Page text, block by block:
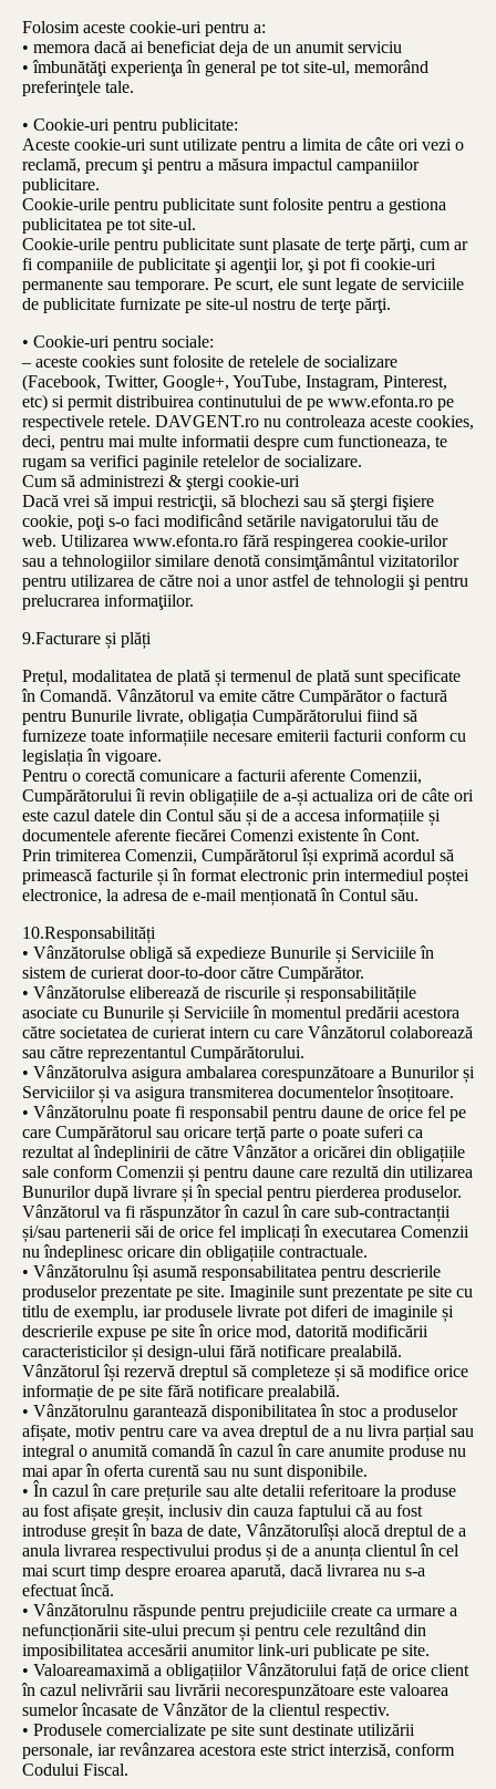
Folosim aceste cookie-uri pentru a:
• memora dacă ai beneficiat deja de un anumit serviciu
• îmbunătăţi experienţa în general pe tot site-ul, memorând
preferinţele tale.
• Cookie-uri pentru publicitate:
Aceste cookie-uri sunt utilizate pentru a limita de câte ori vezi o
reclamă, precum şi pentru a măsura impactul campaniilor
publicitare.
Cookie-urile pentru publicitate sunt folosite pentru a gestiona
publicitatea pe tot site-ul.
Cookie-urile pentru publicitate sunt plasate de terţe părţi, cum ar
fi companiile de publicitate şi agenţii lor, şi pot fi cookie-uri
permanente sau temporare. Pe scurt, ele sunt legate de serviciile
de publicitate furnizate pe site-ul nostru de terţe părţi.
• Cookie-uri pentru sociale:
– aceste cookies sunt folosite de retelele de socializare
(Facebook, Twitter, Google+, YouTube, Instagram, Pinterest,
etc) si permit distribuirea continutului de pe www.efonta.ro pe
respectivele retele. DAVGENT.ro nu controleaza aceste cookies,
deci, pentru mai multe informatii despre cum functioneaza, te
rugam sa verifici paginile retelelor de socializare.
Cum să administrezi & ştergi cookie-uri
Dacă vrei să impui restricţii, să blochezi sau să ştergi fişiere
cookie, poţi s-o faci modificând setările navigatorului tău de
web. Utilizarea www.efonta.ro fără respingerea cookie-urilor
sau a tehnologiilor similare denotă consimţământul vizitatorilor
pentru utilizarea de către noi a unor astfel de tehnologii şi pentru
prelucrarea informaţiilor.
9.Facturare și plăți
Prețul, modalitatea de plată și termenul de plată sunt specificate
în Comandă. Vânzătorul va emite către Cumpărător o factură
pentru Bunurile livrate, obligația Cumpărătorului fiind să
furnizeze toate informațiile necesare emiterii facturii conform cu
legislația în vigoare.
Pentru o corectă comunicare a facturii aferente Comenzii,
Cumpărătorului îi revin obligațiile de a-și actualiza ori de câte ori
este cazul datele din Contul său și de a accesa informațiile și
documentele aferente fiecărei Comenzi existente în Cont.
Prin trimiterea Comenzii, Cumpărătorul își exprimă acordul să
primească facturile și în format electronic prin intermediul poștei
electronice, la adresa de e-mail menționată în Contul său.
10.Responsabilități
• Vânzătorulse obligă să expedieze Bunurile și Serviciile în
sistem de curierat door-to-door către Cumpărător.
• Vânzătorulse eliberează de riscurile și responsabilitățile
asociate cu Bunurile și Serviciile în momentul predării acestora
către societatea de curierat intern cu care Vânzătorul colaborează
sau către reprezentantul Cumpărătorului.
• Vânzătorulva asigura ambalarea corespunzătoare a Bunurilor și
Serviciilor și va asigura transmiterea documentelor însoțitoare.
• Vânzătorulnu poate fi responsabil pentru daune de orice fel pe
care Cumpărătorul sau oricare terță parte o poate suferi ca
rezultat al îndeplinirii de către Vânzător a oricărei din obligațiile
sale conform Comenzii și pentru daune care rezultă din utilizarea
Bunurilor după livrare și în special pentru pierderea produselor.
Vânzătorul va fi răspunzător în cazul în care sub-contractanții
și/sau partenerii săi de orice fel implicați în executarea Comenzii
nu îndeplinesc oricare din obligațiile contractuale.
• Vânzătorulnu își asumă responsabilitatea pentru descrierile
produselor prezentate pe site. Imaginile sunt prezentate pe site cu
titlu de exemplu, iar produsele livrate pot diferi de imaginile și
descrierile expuse pe site în orice mod, datorită modificării
caracteristicilor și design-ului fără notificare prealabilă.
Vânzătorul își rezervă dreptul să completeze și să modifice orice
informație de pe site fără notificare prealabilă.
• Vânzătorulnu garantează disponibilitatea în stoc a produselor
afișate, motiv pentru care va avea dreptul de a nu livra parțial sau
integral o anumită comandă în cazul în care anumite produse nu
mai apar în oferta curentă sau nu sunt disponibile.
• În cazul în care prețurile sau alte detalii referitoare la produse
au fost afișate greșit, inclusiv din cauza faptului că au fost
introduse greșit în baza de date, Vânzătorulîși alocă dreptul de a
anula livrarea respectivului produs și de a anunța clientul în cel
mai scurt timp despre eroarea aparută, dacă livrarea nu s-a
efectuat încă.
• Vânzătorulnu răspunde pentru prejudiciile create ca urmare a
nefuncționării site-ului precum și pentru cele rezultând din
imposibilitatea accesării anumitor link-uri publicate pe site.
• Valoareamaximă a obligațiilor Vânzătorului față de orice client
în cazul nelivrării sau livrării necorespunzătoare este valoarea
sumelor încasate de Vânzător de la clientul respectiv.
• Produsele comercializate pe site sunt destinate utilizării
personale, iar revânzarea acestora este strict interzisă, conform
Codului Fiscal.